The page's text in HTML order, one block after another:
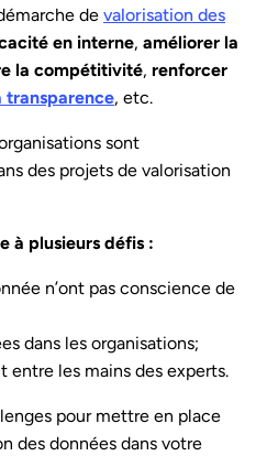
de valorisation des
en interne, améliorer la
la compétitivité, renforcer
transparence, etc.
sont
des projets de valorisation
à plusieurs défis :
n’ont pas conscience de
dans les organisations;
entre les mains des experts.
pour mettre en place
des données dans votre